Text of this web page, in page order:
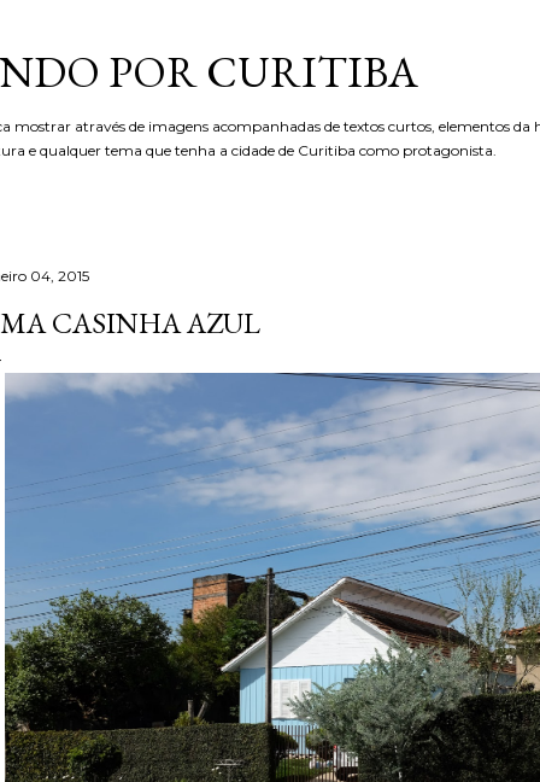
POR CURITIBA
mostrar através de imagens acompanhadas de textos curtos, elementos da
e qualquer tema que tenha a cidade de Curitiba como protagonista.
04, 2015
CASINHA AZUL